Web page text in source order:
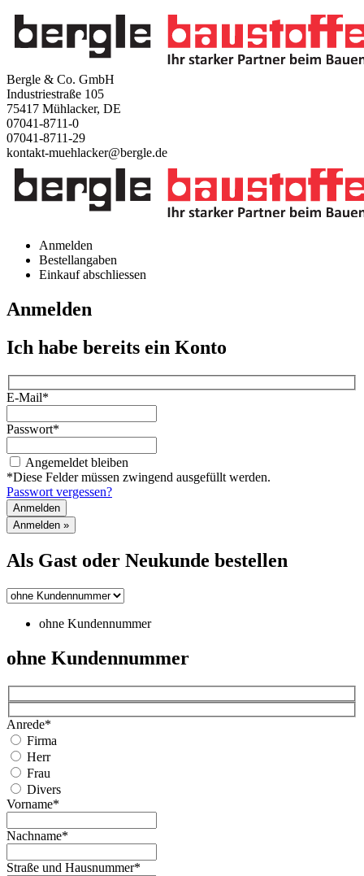
Bergle & Co. GmbH
Industriestraße 105
75417 Mühlacker, DE
07041-8711-0
07041-8711-29
kontakt-muehlacker@bergle.de
Anmelden
Bestellangaben
Einkauf abschliessen
Anmelden
Ich habe bereits ein Konto
E-Mail*
Passwort*
Angemeldet bleiben
*Diese Felder müssen zwingend ausgefüllt werden.
Passwort vergessen?
Anmelden »
Als Gast oder Neukunde bestellen
ohne Kundennummer
ohne Kundennummer
Anrede*
Firma
Herr
Frau
Divers
Vorname*
Nachname*
Straße und Hausnummer*